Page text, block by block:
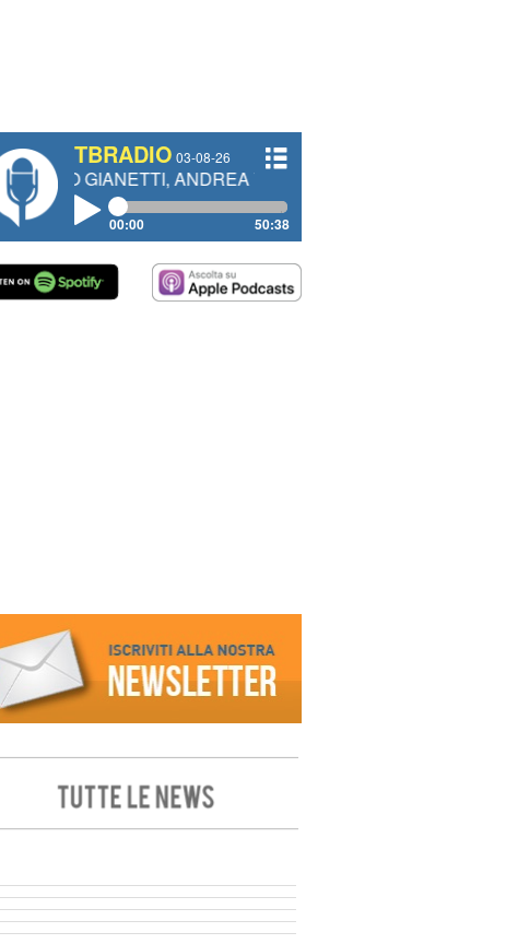
TBRADIO 03-08-26
ANDREA VENDRAME, FILIPPO FIORELLI
00:00 50:38